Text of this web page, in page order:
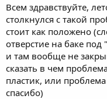
Всем здравствуйте,
столкнулся с такой
стоит как положено
отверстие на баке под
и там вообще не
сказать в чем
пластик, или
спасибо)